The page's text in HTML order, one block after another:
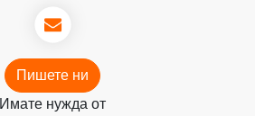
Пишете ни
Имате нужда от